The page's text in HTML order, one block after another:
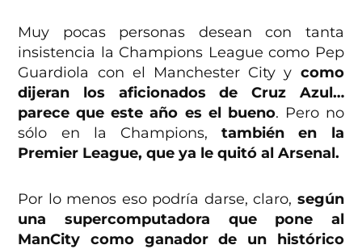
Muy pocas personas desean con tanta
insistencia la Champions League como Pep
Guardiola con el Manchester City y como
dijeran los aficionados de Cruz Azul…
parece que este año es el bueno. Pero no
sólo en la Champions, también en la
Premier League, que ya le quitó al Arsenal.
Por lo menos eso podría darse, claro, según
una supercomputadora que pone al
ManCity como ganador de un histórico